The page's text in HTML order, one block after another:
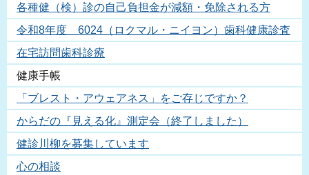
各種健（検）診の自己負担金が減額・免除される方
令和8年度 6024（ロクマル・ニイヨン）歯科健康診査
在宅訪問歯科診療
健康手帳
「ブレスト・アウェアネス」をご存じですか？
からだの『見える化』測定会（終了しました）
健診川柳を募集しています
心の相談